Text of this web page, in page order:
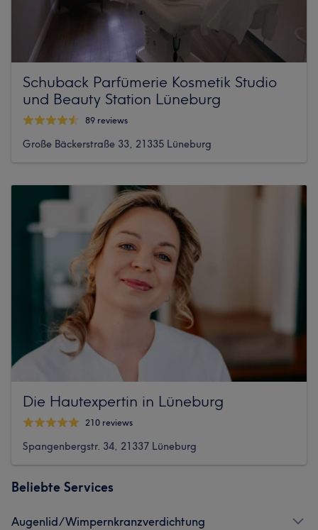
Schuback Parfümerie Kosmetik Studio
und Beauty Station Lüneburg
89 reviews
Große Bäckerstraße 33, 21335 Lüneburg
Die Hautexpertin in Lüneburg
210 reviews
Spangenbergstr. 34, 21337 Lüneburg
Beliebte Services
Augenlid/Wimpernkranzverdichtung